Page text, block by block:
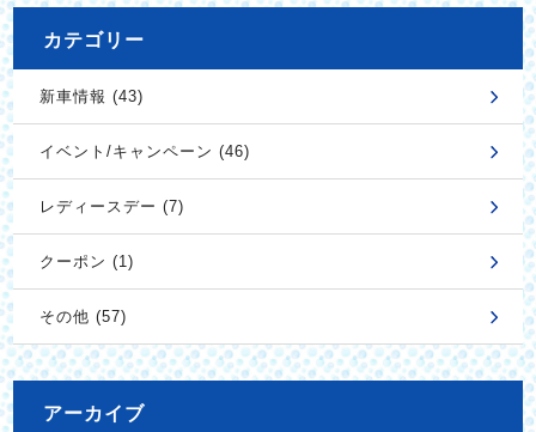
カテゴリー
新車情報 (43)
イベント/キャンペーン (46)
レディースデー (7)
クーポン (1)
その他 (57)
アーカイブ